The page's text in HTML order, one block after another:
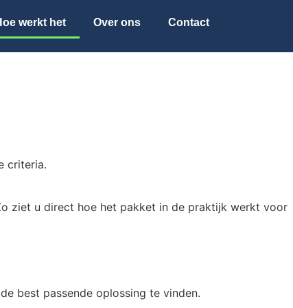
werkt het Over ons Contact
criteria.
ziet u direct hoe het pakket in de praktijk werkt voor
best passende oplossing te vinden.